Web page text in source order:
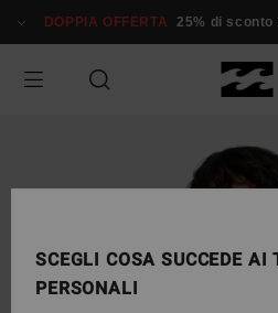
alle
prodotto
DOPPIA OFFERTA 25% di
SCEGLI COSA SUCCEDE AI
PERSONALI